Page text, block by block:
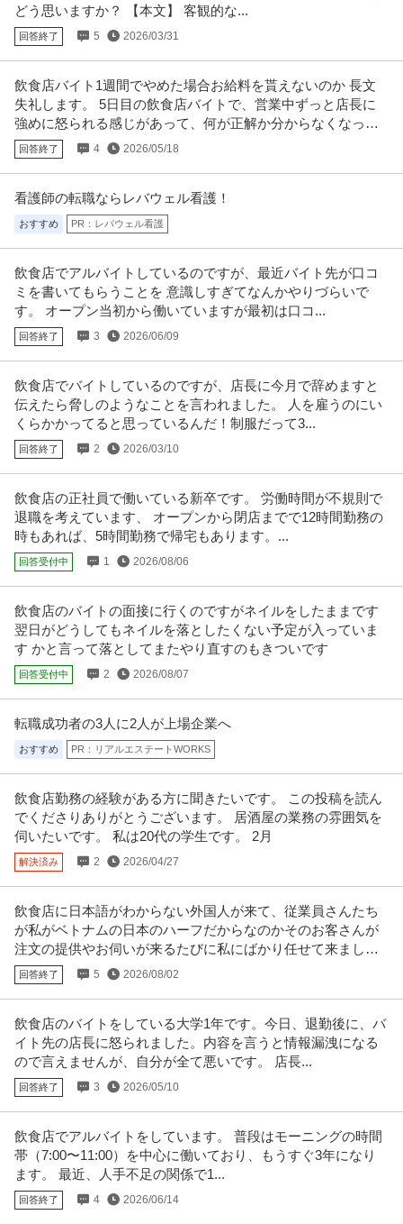
どう思いますか？ ​【本文】 客観的な...
回答終了 5 2026/03/31
飲食店バイト1週間でやめた場合お給料を貰えないのか 長文
失礼します。 5日目の飲食店バイトで、営業中ずっと店長に
強めに怒られる感じがあって、何が正解か分からなくなって
泣いて早退した。
回答終了 4 2026/05/18
看護師の転職ならレバウェル看護！
おすすめ PR：レバウェル看護
飲食店でアルバイトしているのですが、最近バイト先が口コ
ミを書いてもらうことを 意識しすぎてなんかやりづらいで
す。 オープン当初から働いていますが最初は口コ...
回答終了 3 2026/06/09
飲食店でバイトしているのですが、店長に今月で辞めますと
伝えたら脅しのようなことを言われました。 人を雇うのにい
くらかかってると思っているんだ！制服だって3...
回答終了 2 2026/03/10
飲食店の正社員で働いている新卒です。 労働時間が不規則で
退職を考えています、 オープンから閉店までで12時間勤務の
時もあれば、5時間勤務で帰宅もあります。...
回答受付中 1 2026/08/06
飲食店のバイトの面接に行くのですがネイルをしたままです
翌日がどうしてもネイルを落としたくない予定が入っていま
す かと言って落としてまたやり直すのもきついです
回答受付中 2 2026/08/07
転職成功者の3人に2人が上場企業へ
おすすめ PR：リアルエステートWORKS
飲食店勤務の経験がある方に聞きたいです。 この投稿を読ん
でくださりありがとうございます。 居酒屋の業務の雰囲気を
伺いたいです。 私は20代の学生です。 2月
解決済み 2 2026/04/27
飲食店に日本語がわからない外国人が来て、従業員さんたち
が私がベトナムの日本のハーフだからなのかそのお客さんが
注文の提供やお伺いが来るたびに私にばかり任せて来まし
た。
回答終了 5 2026/08/02
飲食店のバイトをしている大学1年です。今日、退勤後に、バ
イト先の店長に怒られました。内容を言うと情報漏洩になる
ので言えませんが、自分が全て悪いです。 店長...
回答終了 3 2026/05/10
飲食店でアルバイトをしています。 普段はモーニングの時間
帯（7:00〜11:00）を中心に働いており、もうすぐ3年になり
ます。 最近、人手不足の関係で1...
回答終了 4 2026/06/14